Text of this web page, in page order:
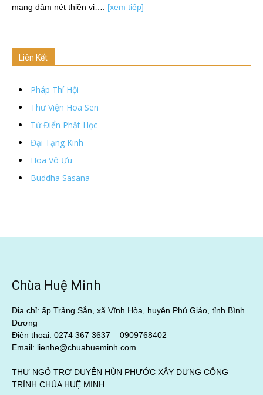
mang đậm nét thiền vị…. [xem tiếp]
Liên Kết
Pháp Thí Hội
Thư Viện Hoa Sen
Từ Điển Phật Học
Đại Tạng Kinh
Hoa Vô Ưu
Buddha Sasana
Chùa Huệ Minh
Địa chỉ: ấp Trảng Sắn, xã Vĩnh Hòa, huyện Phú Giáo, tỉnh Bình
Dương
Điện thoại: 0274 367 3637 – 0909768402
Email: lienhe@chuahueminh.com
THƯ NGỎ TRỢ DUYÊN HÙN PHƯỚC XÂY DỰNG CÔNG
TRÌNH CHÙA HUỆ MINH